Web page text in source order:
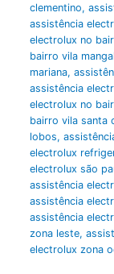
clementino,
assistência
electrolux no
bairro vila
mariana,
assistência
electrolux no
bairro vila santa
lobos,
electrolux
electrolux são
assistência
assistência
assistência
zona leste,
electrolux zona